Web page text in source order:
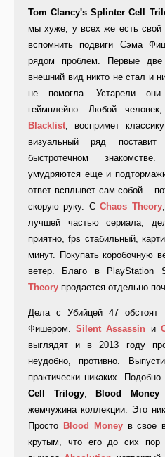
Tom Clancy's Splinter Cell
мы хуже, у всех же есть свой
вспомнить подвиги Сэма
рядом проблем. Первые две
внешний вид никто не стал и
не помогла. Устарели
геймплейно. Любой
Blacklist, воспримет
визуальный ряд
быстротечном
умудряются еще и
ответ всплывет сам собой –
скорую руку. СChaos Theory
лучшей частью сериала,
приятно, fps стабильный,
минут. Покупать коробочную
ветер. Благо в PlayStation
Theory продается отдельно
Дела с Убийцей 47
Фишером.Silent Assassin и
выглядят и в 2013 году
неудобно, противно.
практически никаких. Подобно
Cell Trilogy, Blood Money
жемчужина коллекции. Это
Просто Blood Moneyв свое
крутым, что его до сих